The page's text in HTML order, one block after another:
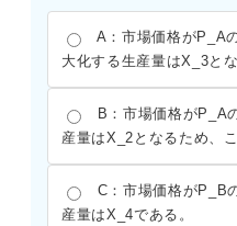
A：市場価格がP_A
大化する生産量はX_3とな
B：市場価格がP_A
産量はX_2となるため、
C：市場価格がP_B
産量はX_4である。